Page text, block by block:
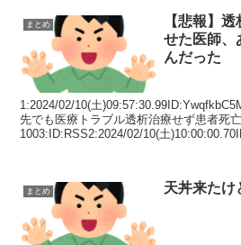
まとめ
【悲報】
せた医師、
んだった
1:2024/02/10(土
先でも医療トラブル透析治療せず患者死
1003:ID:RSS2:2024/02/10(土
まとめ 天丼来たけ